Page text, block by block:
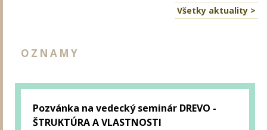
Všetky aktuality >
OZNAMY
Pozvánka na vedecký seminár DREVO -
ŠTRUKTÚRA A VLASTNOSTI